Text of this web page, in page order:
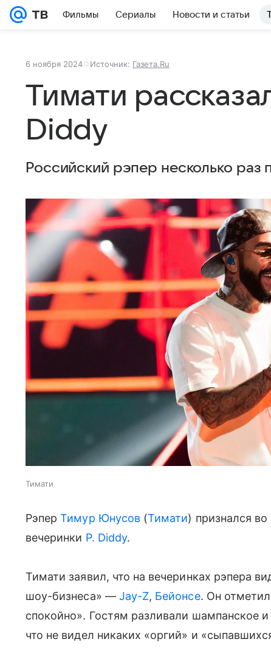
Фильмы Сериалы Новости и статьи
6 ноября 2024 Источник: Газета.Ru
Тимати
Diddy
Российский рэпер несколько
Тимати
РэперТимур Юнусов(Тимати) признался
вечеринки P. Diddy.
Тимати заявил, что на вечеринках рэпера
шоу-бизнеса» — Jay-Z, Бейонсе. Он
спокойно». Гостям разливали шампанское
что не видел никаких «оргий» и